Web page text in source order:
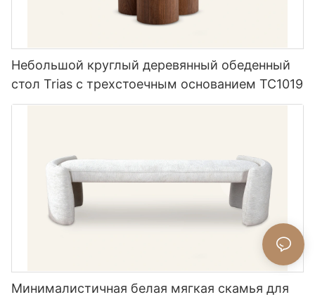
Небольшой круглый деревянный обеденный
стол Trias с трехстоечным основанием TC1019
Минималистичная белая мягкая скамья для